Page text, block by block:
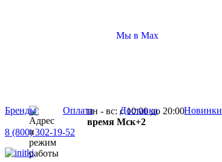
Мы в Max
Бренды Оплата Доставка Новинки
8 (800) 302-19-52
пн - вс: с 10:00 до 20:00
время Мск+2